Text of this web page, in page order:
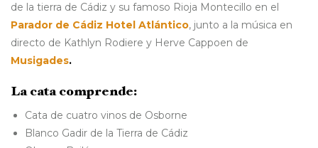
de la tierra de Cádiz y su famoso Rioja Montecillo en el
Parador de Cádiz Hotel Atlántico, junto a la música en
directo de Kathlyn Rodiere y Herve Cappoen de
Musigades.
La cata comprende:
Cata de cuatro vinos de Osborne
Blanco Gadir de la Tierra de Cádiz